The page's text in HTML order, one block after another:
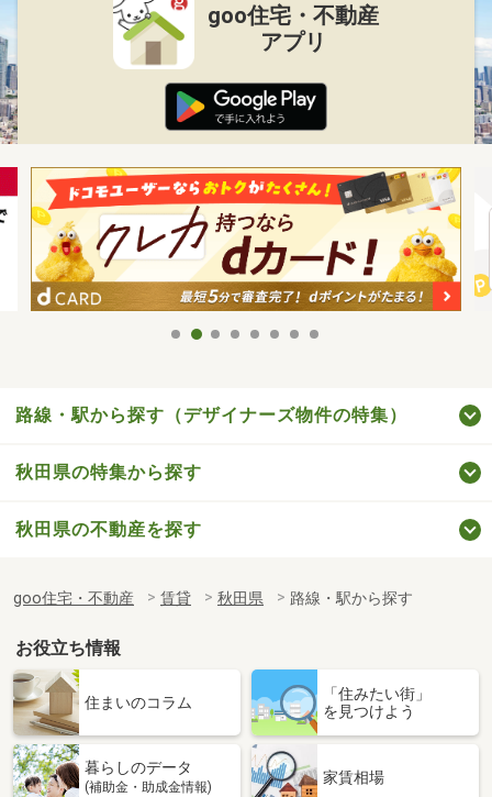
goo住宅・不動産
アプリ
路線・駅から探す（デザイナーズ物件の特集）
秋田県の特集から探す
秋田県の不動産を探す
goo住宅・不動産 賃貸 秋田県 路線・駅から探す
お役立ち情報
住まいのコラム
「住みたい街」
を見つけよう
暮らしのデータ
(補助金・助成金情報)
家賃相場